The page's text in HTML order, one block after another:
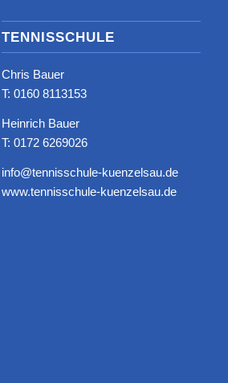
TENNISSCHULE
Chris Bauer
T: ‭0160 8113153‬
Heinrich Bauer
T: 0172 6269026
info@tennisschule-kuenzelsau.de
www.tennisschule-kuenzelsau.de